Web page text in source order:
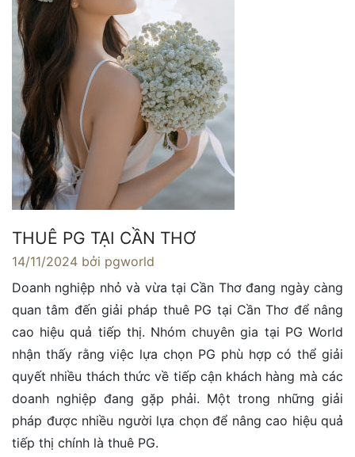
THUÊ PG TẠI CẦN THƠ
14/11/2024 bởi pgworld
Doanh nghiệp nhỏ và vừa tại Cần Thơ đang ngày càng
quan tâm đến giải pháp thuê PG tại Cần Thơ để nâng
cao hiệu quả tiếp thị. Nhóm chuyên gia tại PG World
nhận thấy rằng việc lựa chọn PG phù hợp có thể giải
quyết nhiều thách thức về tiếp cận khách hàng mà các
doanh nghiệp đang gặp phải. Một trong những giải
pháp được nhiều người lựa chọn để nâng cao hiệu quả
tiếp thị chính là thuê PG.